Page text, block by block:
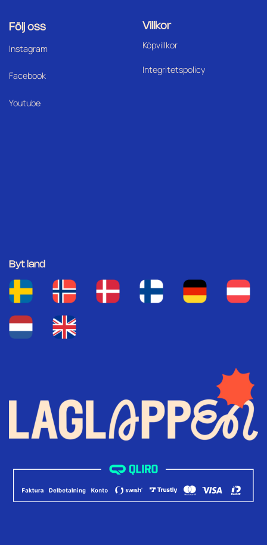
Följ oss
Instagram
Facebook
Youtube
Villkor
Köpvillkor
Integritetspolicy
Byt land